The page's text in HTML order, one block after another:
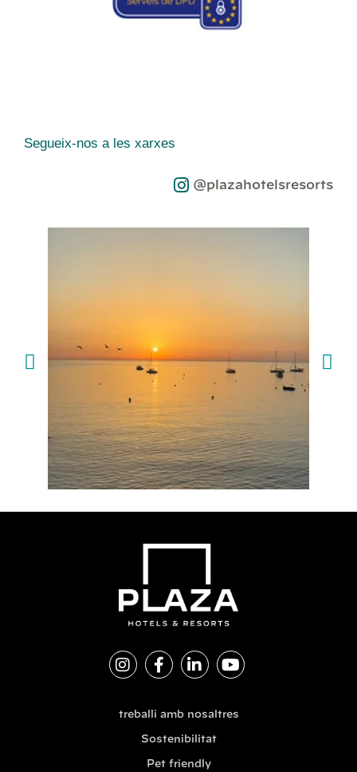
Segueix-nos a les xarxes
@plazahotelsresorts
treballi amb nosaltres
Sostenibilitat
Pet friendly